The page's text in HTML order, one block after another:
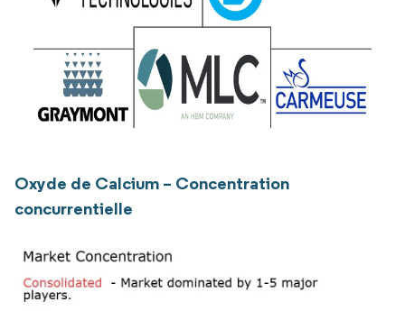
Oxyde de Calcium – Concentration
concurrentielle